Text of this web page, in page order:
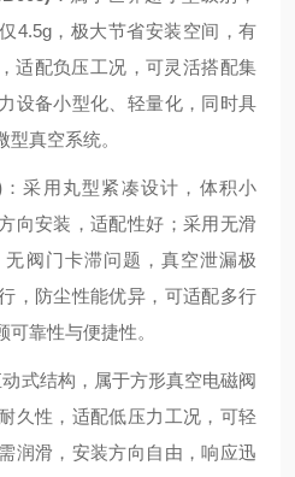
4.5g，极大节省安装空间，有
适配负压工况，可灵活搭配集
设备小型化、轻量化，同时具
真空系统。
：采用丸型紧凑设计，体积小
向安装，适配性好；采用无滑
阀门卡滞问题，真空泄漏极
，防尘性能优异，可适配多行
靠性与便捷性。
动式结构，属于方形真空电磁阀
久性，适配低压力工况，可轻
润滑，安装方向自由，响应迅